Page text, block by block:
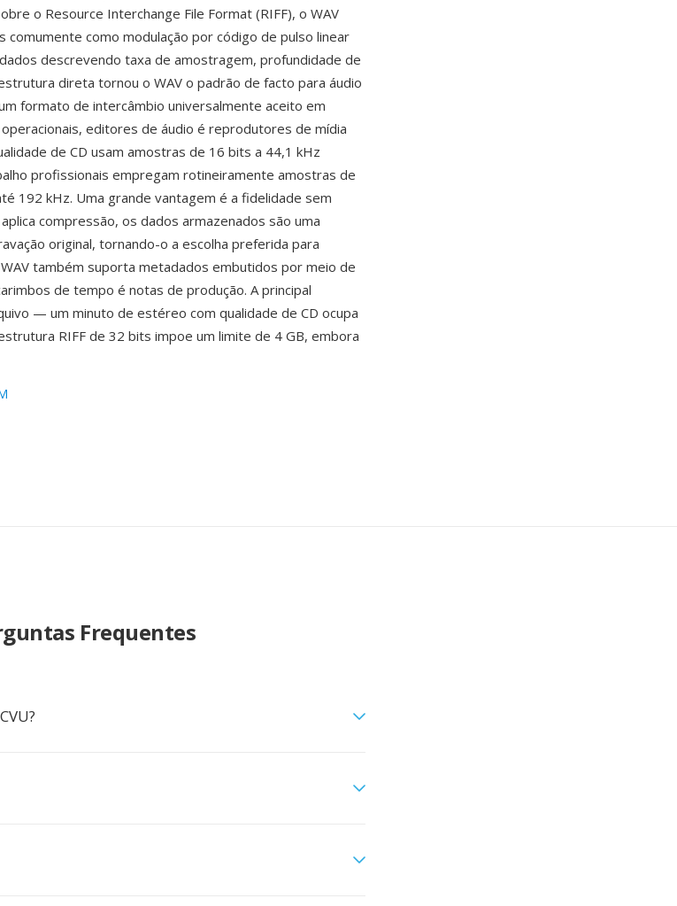
o Resource Interchange File Format (RIFF), o WAV
como modulação por código de pulso linear
descrevendo taxa de amostragem, profundidade de
direta tornou o WAV o padrão de facto para áudio
formato de intercâmbio universalmente aceito em
editores de áudio é reprodutores de mídia
de CD usam amostras de 16 bits a 44,1 kHz
profissionais empregam rotineiramente amostras de
192 kHz. Uma grande vantagem é a fidelidade sem
compressão, os dados armazenados são uma
original, tornando-o a escolha preferida para
também suporta metadados embutidos por meio de
de tempo é notas de produção. A principal
— um minuto de estéreo com qualidade de CD ocupa
RIFF de 32 bits impoe um limite de 4 GB, embora
Frequentes